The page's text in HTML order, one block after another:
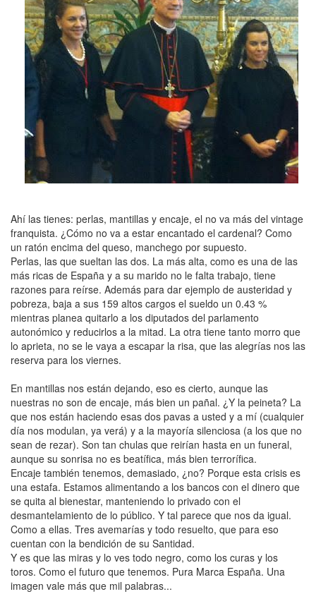
Ahí las tienes: perlas, mantillas y encaje, el no va más del vintage
franquista. ¿Cómo no va a estar encantado el cardenal? Como
un ratón encima del queso, manchego por supuesto.
Perlas, las que sueltan las dos. La más alta, como es una de las
más ricas de España y a su marido no le falta trabajo, tiene
razones para reírse. Además para dar ejemplo de austeridad y
pobreza, baja a sus 159 altos cargos el sueldo un 0.43 %
mientras planea quitarlo a los diputados del parlamento
autonómico y reducirlos a la mitad. La otra tiene tanto morro que
lo aprieta, no se le vaya a escapar la risa, que las alegrías nos las
reserva para los viernes.
En mantillas nos están dejando, eso es cierto, aunque las
nuestras no son de encaje, más bien un pañal. ¿Y la peineta? La
que nos están haciendo esas dos pavas a usted y a mí (cualquier
día nos modulan, ya verá) y a la mayoría silenciosa (a los que no
sean de rezar). Son tan chulas que reirían hasta en un funeral,
aunque su sonrisa no es beatífica, más bien terrorífica.
Encaje también tenemos, demasiado, ¿no? Porque esta crisis es
una estafa. Estamos alimentando a los bancos con el dinero que
se quita al bienestar, manteniendo lo privado con el
desmantelamiento de lo público. Y tal parece que nos da igual.
Como a ellas. Tres avemarías y todo resuelto, que para eso
cuentan con la bendición de su Santidad.
Y es que las miras y lo ves todo negro, como los curas y los
toros. Como el futuro que tenemos. Pura Marca España. Una
imagen vale más que mil palabras...